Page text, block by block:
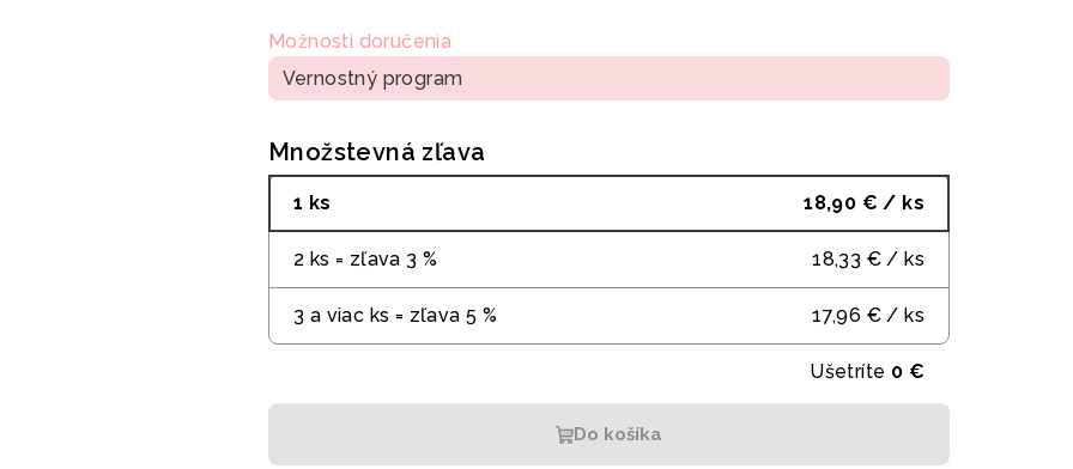
cena:
Možnosti doručenia
Vernostný program
Množstevná zľava
1 ks 18,90 € / ks
2 ks = zľava 3 % 18,33 € / ks
3 a viac ks = zľava 5 % 17,96 € / ks
Ušetríte 0 €
Do košíka